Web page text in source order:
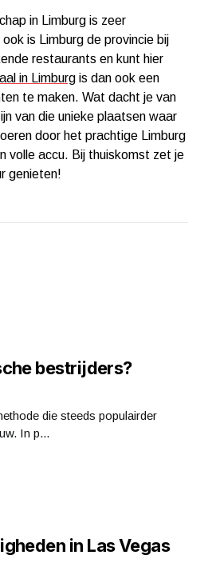
in Limburg is zeer
is Limburg de provincie bij
restaurants en kunt hier
in Limburg is dan ook een
te maken. Wat dacht je van
van die unieke plaatsen waar
door het prachtige Limburg
volle accu. Bij thuiskomst zet je
genieten!
bestrijders?
die steeds populairder
In p...
in Las Vegas